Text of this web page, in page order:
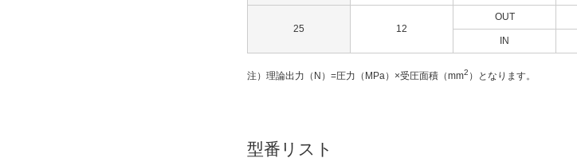
25 12
OUT
IN
注）理論出力（N）=圧力（MPa）×受圧面積（mm2 ）となります。
型番リスト